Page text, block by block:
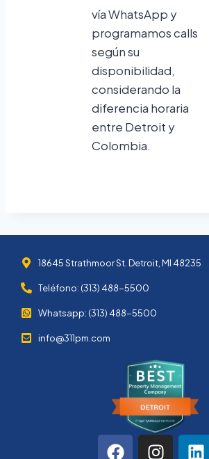
vía WhatsApp y
programamos calls
según su
disponibilidad,
considerando la
diferencia horaria
entre Detroit y
Colombia.
18645 Strathmoor St. Detroit, MI 48235
Teléfono: (313) 488-5500
Whatsapp: (313) 488-5500
info@311pm.com